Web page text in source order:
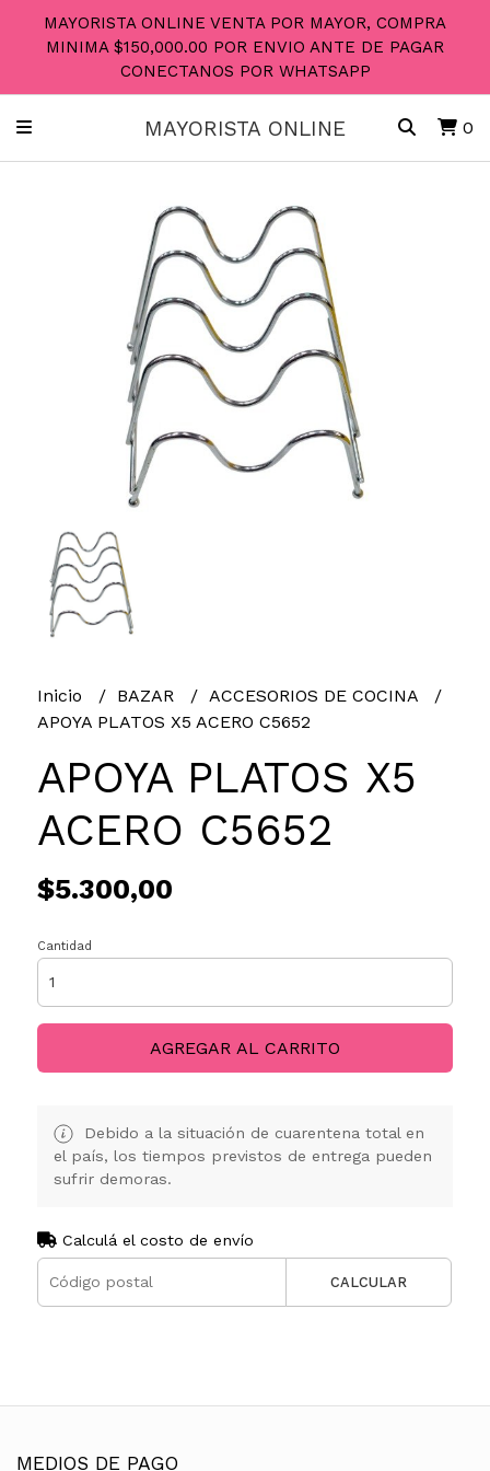
MAYORISTA ONLINE VENTA POR MAYOR, COMPRA
MINIMA $150,000.00 POR ENVIO ANTE DE PAGAR
CONECTANOS POR WHATSAPP
MAYORISTA ONLINE 0
Inicio BAZAR
ACCESORIOS DE COCINA
APOYA PLATOS X5 ACERO C5652
APOYA PLATOS X5
ACERO C5652
$5.300,00
Cantidad
AGREGAR AL CARRITO
Debido a la situación de cuarentena total en
el país, los tiempos previstos de entrega pueden
sufrir demoras.
Calculá el costo de envío
CALCULAR
MEDIOS DE PAGO